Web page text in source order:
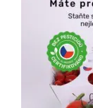
Na Scuku
Ty zakládá
vybírá
Díky větší
a zákazník
podpoří
dalšímu